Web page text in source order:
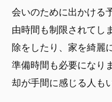
会いのために出かける
由時間も制限されてし
除をしたり、家を綺麗
準備時間も必要になり
却が手間に感じる人も